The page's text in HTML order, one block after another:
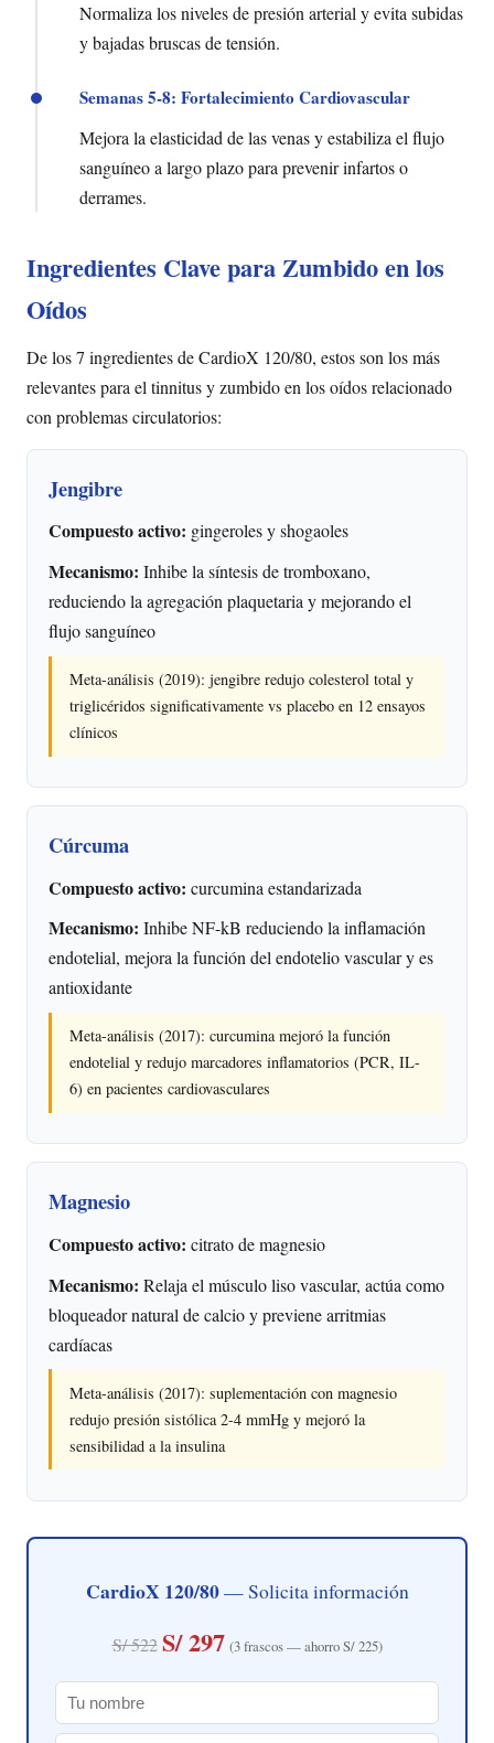
Normaliza los niveles de presión arterial y evita subidas
y bajadas bruscas de tensión.
Semanas 5-8: Fortalecimiento Cardiovascular
Mejora la elasticidad de las venas y estabiliza el flujo
sanguíneo a largo plazo para prevenir infartos o
derrames.
Ingredientes Clave para Zumbido en los
Oídos
De los 7 ingredientes de CardioX 120/80, estos son los más
relevantes para el tinnitus y zumbido en los oídos relacionado
con problemas circulatorios:
Jengibre
Compuesto activo: gingeroles y shogaoles
Mecanismo: Inhibe la síntesis de tromboxano,
reduciendo la agregación plaquetaria y mejorando el
flujo sanguíneo
Meta-análisis (2019): jengibre redujo colesterol total y
triglicéridos significativamente vs placebo en 12 ensayos
clínicos
Cúrcuma
Compuesto activo: curcumina estandarizada
Mecanismo: Inhibe NF-kB reduciendo la inflamación
endotelial, mejora la función del endotelio vascular y es
antioxidante
Meta-análisis (2017): curcumina mejoró la función
endotelial y redujo marcadores inflamatorios (PCR, IL-
6) en pacientes cardiovasculares
Magnesio
Compuesto activo: citrato de magnesio
Mecanismo: Relaja el músculo liso vascular, actúa como
bloqueador natural de calcio y previene arritmias
cardíacas
Meta-análisis (2017): suplementación con magnesio
redujo presión sistólica 2-4 mmHg y mejoró la
sensibilidad a la insulina
CardioX 120/80— Solicita información
S/ 522 S/ 297 (3 frascos — ahorro S/ 225)